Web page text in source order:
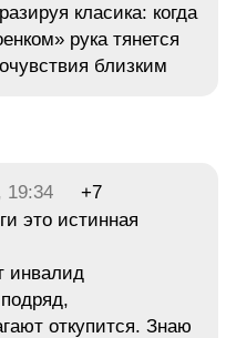
класика: когда
рука тянется
близким
19:34
+7
это истинная
инвалид
откупится. Знаю